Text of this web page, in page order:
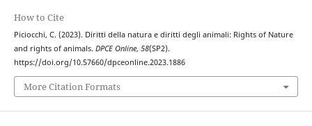
How to Cite
Piciocchi, C. (2023). Diritti della natura e diritti degli animali: Rights of Nature
and rights of animals. DPCE Online, 58(SP2).
https://doi.org/10.57660/dpceonline.2023.1886
More Citation Formats